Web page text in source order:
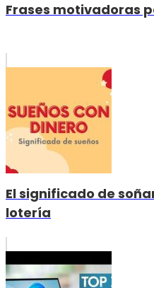
Frases motivadoras
El significado de
lotería